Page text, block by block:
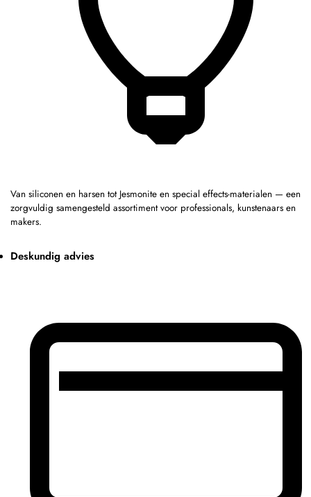
Van siliconen en harsen tot Jesmonite en special effects-materialen — een
zorgvuldig samengesteld assortiment voor professionals, kunstenaars en
makers.
Deskundig advies